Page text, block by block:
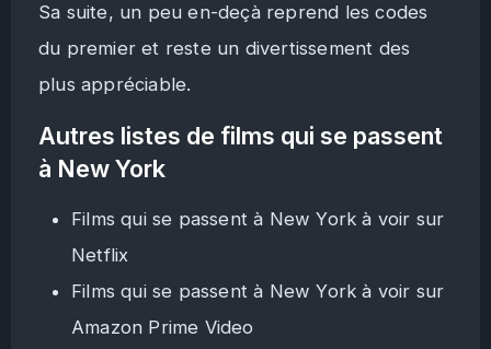
Sa suite, un peu en-deçà reprend les codes
du premier et reste un divertissement des
plus appréciable.
Autres listes de films qui se passent
à New York
Films qui se passent à New York à voir sur
Netflix
Films qui se passent à New York à voir sur
Amazon Prime Video